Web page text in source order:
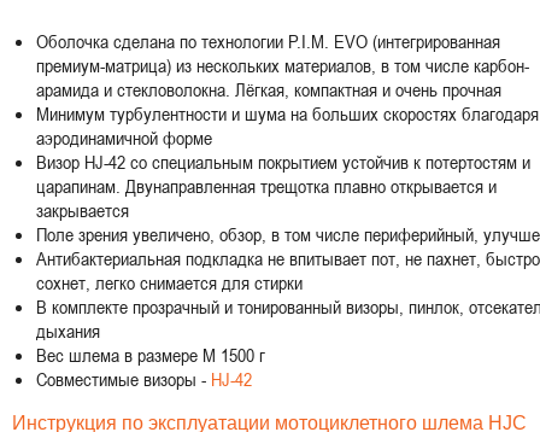
Оболочка сделана по технологии P.I.M. EVO (интегрированная
премиум-матрица) из нескольких материалов, в том числе карбон-
арамида и стекловолокна. Лёгкая, компактная и очень прочная
Минимум турбулентности и шума на больших скоростях благодаря
аэродинамичной форме
Визор HJ-42 со специальным покрытием устойчив к потертостям и
царапинам. Двунаправленная трещотка плавно открывается и
закрывается
Поле зрения увеличено, обзор, в том числе периферийный,
Антибактериальная подкладка не впитывает пот, не пахнет, быстро
сохнет, легко снимается для стирки
В комплекте прозрачный и тонированный визоры, пинлок,
дыхания
Вес шлема в размере M 1500 г
Совместимые визоры - HJ-42
Инструкция по эксплуатации мотоциклетного шлема HJC